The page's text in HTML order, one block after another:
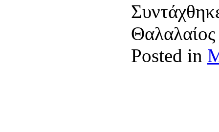
Posted in